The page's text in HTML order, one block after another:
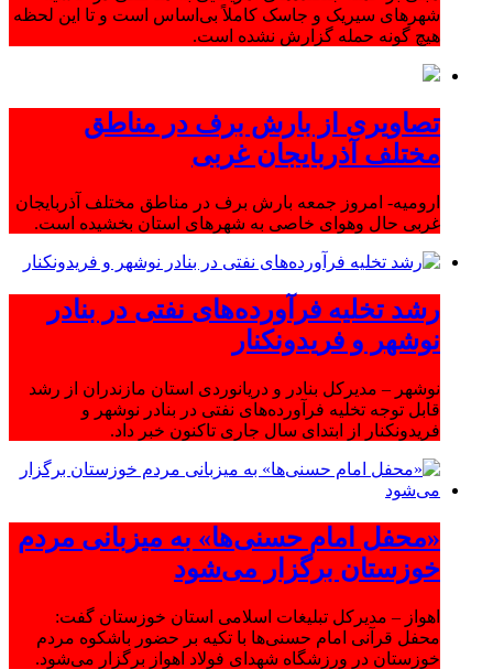
شهرهای سیریک و جاسک کاملاً بی‌اساس است و تا این لحظه
هیچ گونه حمله گزارش نشده است.
تصاویری از بارش برف در مناطق
مختلف آذربایجان غربی
ارومیه- امروز جمعه بارش برف در مناطق مختلف آذربایجان
غربی حال وهوای خاصی به شهرهای استان بخشیده است.
رشد تخلیه فرآورده‌های نفتی در بنادر
نوشهر و فریدونکنار
نوشهر – مدیرکل بنادر و دریانوردی استان مازندران از رشد
قابل توجه تخلیه فرآورده‌های نفتی در بنادر نوشهر و
فریدونکنار از ابتدای سال جاری تاکنون خبر داد.
«محفل امام حسنی‌ها» به میزبانی مردم
خوزستان برگزار می‌شود
اهواز – مدیرکل تبلیغات اسلامی استان خوزستان گفت:
محفل قرآنی امام حسنی‌ها با تکیه بر حضور باشکوه مردم
خوزستان در ورزشگاه شهدای فولاد اهواز برگزار می‌شود.